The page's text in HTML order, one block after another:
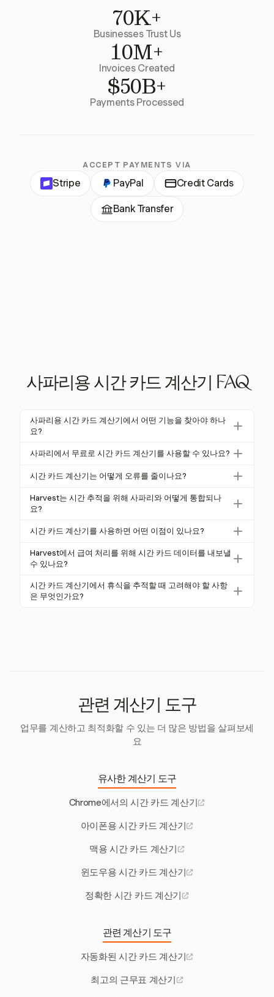
70K+
Businesses Trust Us
10M+
Invoices Created
$50B+
Payments Processed
ACCEPT PAYMENTS VIA
Stripe PayPal Credit Cards
Bank Transfer
사파리용 시간 카드 계산기 FAQ
사파리용 시간 카드 계산기에서 어떤 기능을 찾아야 하나
요?
사파리용 시간 카드 계산기를 선택할 때는 자동화된 시
을 찾아야 합니다. 다른 도구와의 원활한 통합을 위해
사파리에서 무료로 시간 카드 계산기를 사용할 수 있나요?
네, 많은 시간 카드 계산기가 사파리에서 잘 작동하는
간 입력 및 휴식 추적과 같은 기본 기능을 포함하며, 유
료 버전은 더 고급 기능을 제공합니다.
시간 카드 계산기는 어떻게 오류를 줄이나요?
시간 카드 계산기는 시간 추적을 자동화하여 누락된 입
력 및 반올림 오류와 같은 수동 입력과 관련된 오류를
지털 계산기는 정확성을 크게 향상시킵니다.
Harvest는 시간 추적을 위해 사파리와 어떻게 통합되나
요?
Harvest는 사용자가 브라우저 내에서 직접 시간을 추
및 수동 시간 입력과 같은 기능을 통해 Harvest는 원활
하고 정확한 시간 추적을 보장합니다.
시간 카드 계산기를 사용하면 어떤 이점이 있나요?
시간 카드 계산기는 급여 처리의 정확성, 효율성 및 준
수를 향상시킵니다. 이들은 시간을 추적하고, 휴식을
투명성을 보장합니다.
Harvest에서 급여 처리를 위해 시간 카드 데이터를 내보낼
수 있나요?
네, Harvest는 시간 카드 데이터를 Excel 또는 PDF 형
식으로 내보낼 수 있어 급여를 처리하고 정확한 기록을
시간 카드 계산기에서 휴식을 추적할 때 고려해야 할 사항
은 무엇인가요?
관련 계산기 도구
업무를 계산하고 최적화할 수 있는 더 많은 방법을 살펴보세
요
유사한 계산기 도구
Chrome에서의 시간 카드 계산기
아이폰용 시간 카드 계산기
맥용 시간 카드 계산기
윈도우용 시간 카드 계산기
정확한 시간 카드 계산기
관련 계산기 도구
자동화된 시간 카드 계산기
최고의 근무표 계산기